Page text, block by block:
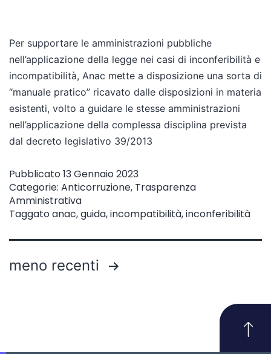
Per supportare le amministrazioni pubbliche
nell’applicazione della legge nei casi di inconferibilità e
incompatibilità, Anac mette a disposizione una sorta di
“manuale pratico” ricavato dalle disposizioni in materia
esistenti, volto a guidare le stesse amministrazioni
nell’applicazione della complessa disciplina prevista
dal decreto legislativo 39/2013
Pubblicato13 Gennaio 2023
Categorie: Anticorruzione, Trasparenza
Amministrativa
Taggatoanac,guida,incompatibilità,inconferibilità
meno recenti